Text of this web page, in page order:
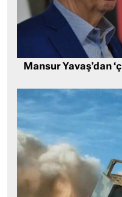
Mansur Yavaş’dan